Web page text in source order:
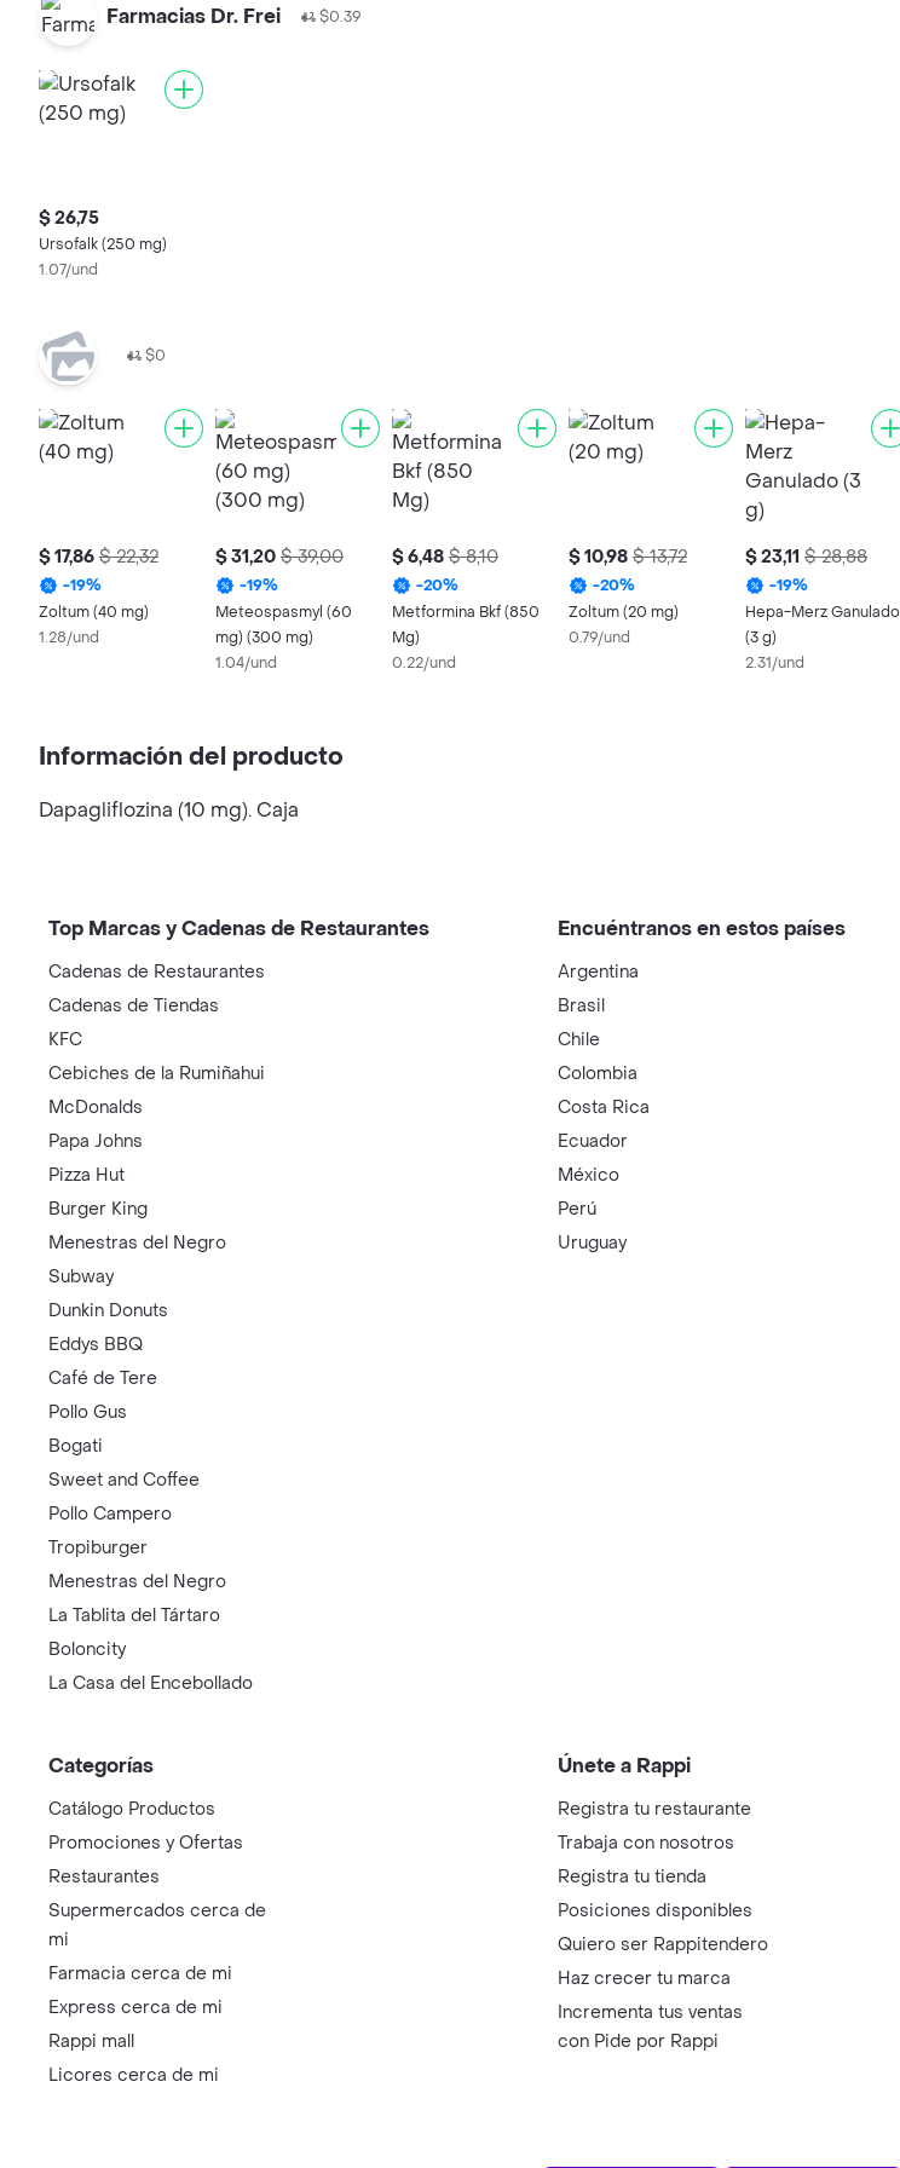
Farmacias Dr. Frei $0.39
$ 26,75
Ursofalk (250 mg)
1.07/und
$0
$ 17,86 $ 22,32
-19%
Zoltum (40 mg)
1.28/und
$ 31,20 $ 39,00
-19%
Meteospasmyl (60
mg) (300 mg)
1.04/und
$ 6,48 $ 8,10
-20%
Metformina Bkf (850
Mg)
0.22/und
$ 10,98 $ 13,72
-20%
Zoltum (20 mg)
0.79/und
$ 23,11 $ 28,88
-19%
Hepa-Merz Ganulado
(3 g)
2.31/und
Información del producto
Dapagliflozina (10 mg). Caja
Top Marcas y Cadenas de Restaurantes
Cadenas de Restaurantes
Cadenas de Tiendas
KFC
Cebiches de la Rumiñahui
McDonalds
Papa Johns
Pizza Hut
Burger King
Menestras del Negro
Subway
Dunkin Donuts
Eddys BBQ
Café de Tere
Pollo Gus
Bogati
Sweet and Coffee
Pollo Campero
Tropiburger
Menestras del Negro
La Tablita del Tártaro
Boloncity
La Casa del Encebollado
Encuéntranos en estos países
Argentina
Brasil
Chile
Colombia
Costa Rica
Ecuador
México
Perú
Uruguay
Categorías
Catálogo Productos
Promociones y Ofertas
Restaurantes
Supermercados cerca de
mi
Farmacia cerca de mi
Express cerca de mi
Rappi mall
Licores cerca de mi
Únete a Rappi
Registra tu restaurante
Trabaja con nosotros
Registra tu tienda
Posiciones disponibles
Quiero ser Rappitendero
Haz crecer tu marca
Incrementa tus ventas
con Pide por Rappi